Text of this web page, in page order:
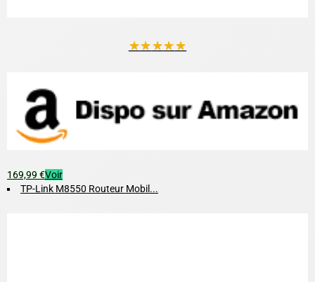
★★★★★
169,99 €Voir
TP-Link M8550 Routeur Mobil...